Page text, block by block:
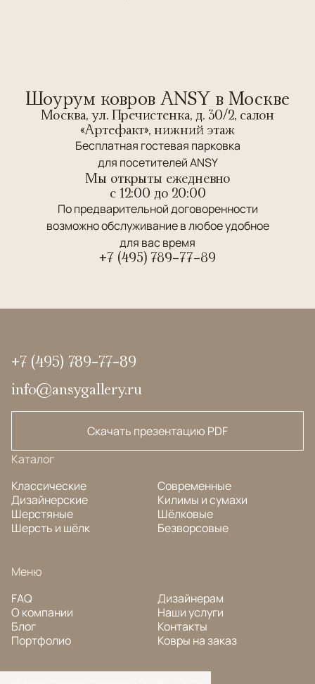
Шоурум ковров ANSY в Москве
Москва, ул. Пречистенка, д. 30/2, салон
«Артефакт», нижний этаж
Бесплатная гостевая парковка
для посетителей ANSY
Мы открыты ежедневно
c 12:00 до 20:00
По предварительной договоренности
возможно обслуживание в любое удобное
для вас время
+7 (495) 789-77-89
+7 (495) 789-77-89
info@ansygallery.ru
Скачать презентацию PDF
Каталог
Классические
Дизайнерские
Шерстяные
Шерсть и шёлк
Современные
Килимы и сумахи
Шёлковые
Безворсовые
Меню
FAQ
О компании
Блог
Портфолио
Дизайнерам
Наши услуги
Контакты
Ковры на заказ